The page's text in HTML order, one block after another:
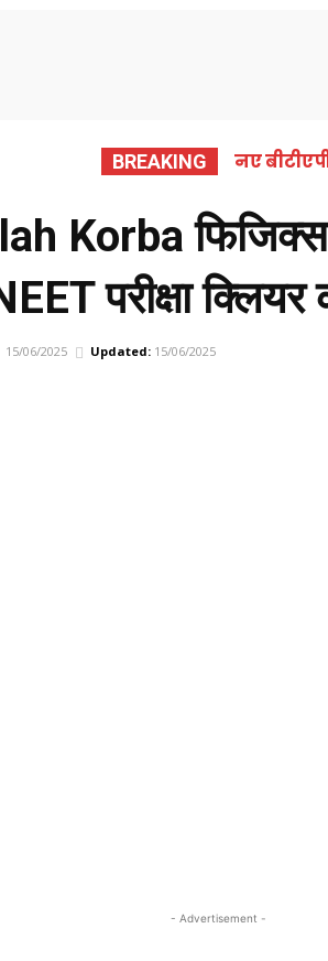
BREAKING नए
Korba फिजिक्स
परीक्षा
15/06/2025 Updated: 15/06/2025
- Advertisement -